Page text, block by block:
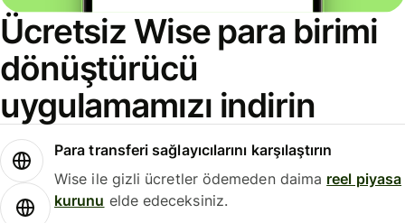
Ücretsiz Wise para birimi
dönüştürücü
uygulamamızı indirin
Para transferi sağlayıcılarını karşılaştırın
Wise ile gizli ücretler ödemeden daima reel piyasa
kurunu elde edeceksiniz.